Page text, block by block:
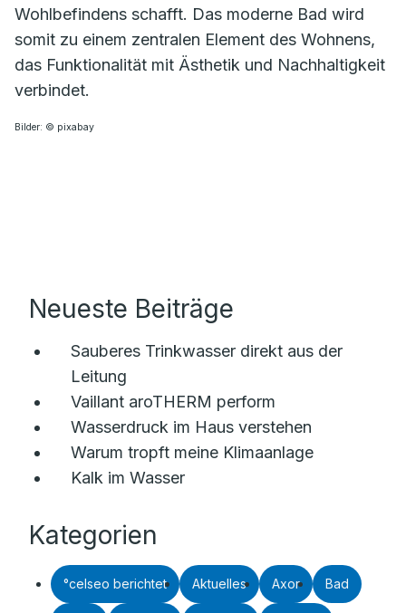
Wohlbefindens schafft. Das moderne Bad wird
somit zu einem zentralen Element des Wohnens,
das Funktionalität mit Ästhetik und Nachhaltigkeit
verbindet.
Bilder: © pixabay
Neueste Beiträge
Sauberes Trinkwasser direkt aus der
Leitung
Vaillant aroTHERM perform
Wasserdruck im Haus verstehen
Warum tropft meine Klimaanlage
Kalk im Wasser
Kategorien
°celseo berichtet Aktuelles Axor Bad